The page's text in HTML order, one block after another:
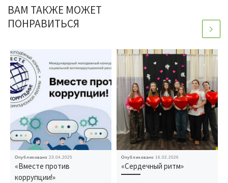
ВАМ ТАКЖЕ МОЖЕТ
ПОНРАВИТЬСЯ
Опубликовано23.04.2025
«Вместе против
коррупции!»
Опубликовано16.02.2026
«Сердечный ритм»